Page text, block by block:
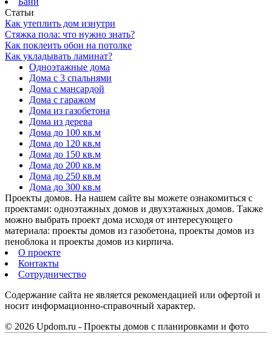
Статьи
Как утеплить дом изнутри
Стяжка пола: что нужно знать?
Как поклеить обои на потолке
Как укладывать ламинат?
Одноэтажные дома
Дома с 3 спальнями
Дома с мансардой
Дома с гаражом
Дома из газобетона
Дома из дерева
Дома до 100 кв.м
Дома до 120 кв.м
Дома до 150 кв.м
Дома до 200 кв.м
Дома до 250 кв.м
Дома до 300 кв.м
Проекты домов. На нашем сайте вы можете ознакомиться с
проектами: одноэтажных домов и двухэтажных домов. Также
можно выбрать проект дома исходя от интересующего
материала: проекты домов из газобетона, проекты домов из
пеноблока и проекты домов из кирпича.
О проекте
Контакты
Сотрудничество
Содержание сайта не является рекомендацией или офертой и
носит информационно-справочный характер.
© 2026 Updom.ru - Проекты домов с планировками и фото